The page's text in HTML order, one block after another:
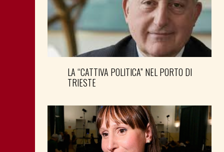
LA “CATTIVA POLITICA” NEL PORTO DI
TRIESTE